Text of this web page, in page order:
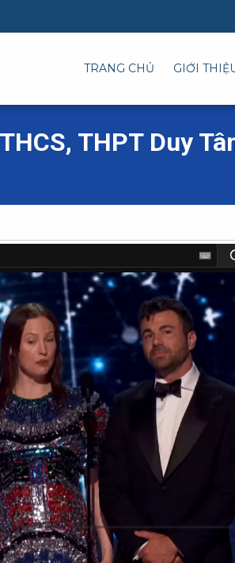
TRANG CHỦ GIỚI
THPT Duy